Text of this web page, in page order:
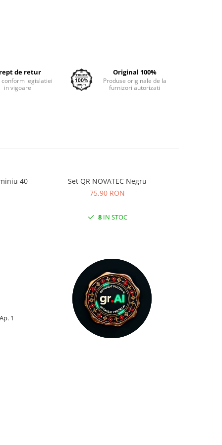
de retur
conform legislatiei
in vigoare
Original 100%
Produse originale de la
furnizori autorizati
40
Set QR NOVATEC Negru
75,90 RON
8IN STOC
1